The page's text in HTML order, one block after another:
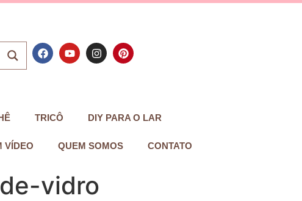
TRICÔ DIY PARA O LAR
VÍDEO QUEM SOMOS CONTATO
vidro